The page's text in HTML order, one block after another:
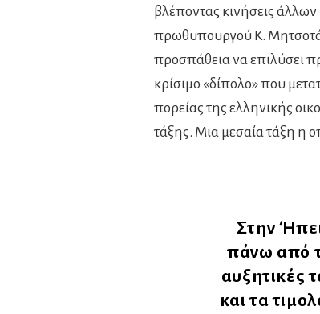
βλέποντας κινήσεις
πρωθυπουργού Κ.
προσπάθεια να επιλύσει
κρίσιμο «δίπολο» που
πορείας της ελληνικής
τάξης. Μια μεσαία τάξη η
Στην
πάνω από
αυξητικές
και τα